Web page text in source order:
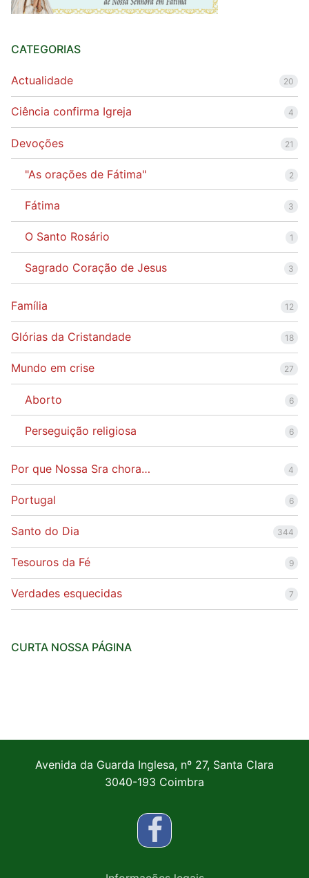
CATEGORIAS
Actualidade 20
Ciência confirma Igreja 4
Devoções 21
"As orações de Fátima" 2
Fátima 3
O Santo Rosário 1
Sagrado Coração de Jesus 3
Família 12
Glórias da Cristandade 18
Mundo em crise 27
Aborto 6
Perseguição religiosa 6
Por que Nossa Sra chora… 4
Portugal 6
Santo do Dia 344
Tesouros da Fé 9
Verdades esquecidas 7
CURTA NOSSA PÁGINA
Avenida da Guarda Inglesa, nº 27, Santa Clara
3040-193 Coimbra